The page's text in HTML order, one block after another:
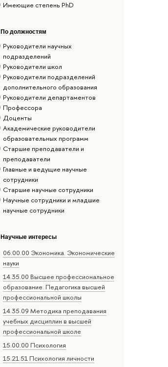
Имеющие степень PhD
По должностям
Руководители научных
подразделений
Руководители школ
Руководители подразделений
дополнительного образования
Руководители департаментов
Профессора
Доценты
Академические руководители
образовательных программ
Старшие преподаватели и
преподаватели
Главные и ведущие научные
сотрудники
Старшие научные сотрудники
Научные сотрудники и младшие
научные сотрудники
Научные интересы
06.00.00 Экономика. Экономические
науки
14.35.00 Высшее профессиональное
образование. Педагогика высшей
профессиональной школы
14.35.09 Методика преподавания
учебных дисциплин в высшей
профессиональной школе
15.00.00 Психология
15.21.51 Психология личности